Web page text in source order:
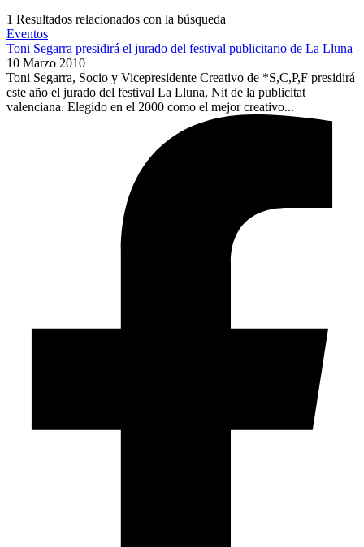
1 Resultados relacionados con la búsqueda
Eventos
Toni Segarra presidirá el jurado del festival publicitario de La Lluna
10 Marzo 2010
Toni Segarra, Socio y Vicepresidente Creativo de *S,C,P,F presidirá
este año el jurado del festival La Lluna, Nit de la publicitat
valenciana. Elegido en el 2000 como el mejor creativo...